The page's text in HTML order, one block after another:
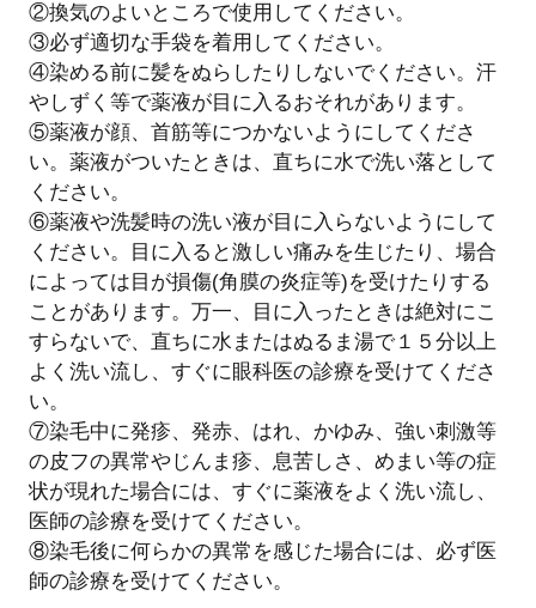
②換気のよいところで使用してください。
③必ず適切な手袋を着用してください。
④染める前に髪をぬらしたりしないでください。汗
やしずく等で薬液が目に入るおそれがあります。
⑤薬液が顔、首筋等につかないようにしてくださ
い。薬液がついたときは、直ちに水で洗い落として
ください。
⑥薬液や洗髪時の洗い液が目に入らないようにして
ください。目に入ると激しい痛みを生じたり、場合
によっては目が損傷(角膜の炎症等)を受けたりする
ことがあります。万一、目に入ったときは絶対にこ
すらないで、直ちに水またはぬるま湯で１５分以上
よく洗い流し、すぐに眼科医の診療を受けてくださ
い。
⑦染毛中に発疹、発赤、はれ、かゆみ、強い刺激等
の皮フの異常やじんま疹、息苦しさ、めまい等の症
状が現れた場合には、すぐに薬液をよく洗い流し、
医師の診療を受けてください。
⑧染毛後に何らかの異常を感じた場合には、必ず医
師の診療を受けてください。